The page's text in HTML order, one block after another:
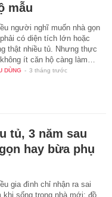
mẫu
người nghĩ muốn nhà gọn
có diện tích lớn hoặc
thật nhiều tủ. Nhưng thực
ít căn hộ càng làm…
DÙNG - 3 tháng trước
tủ, 3 năm sau
hay bừa phụ
gia đình chỉ nhận ra sai
khi sống trong nhà mới: đồ